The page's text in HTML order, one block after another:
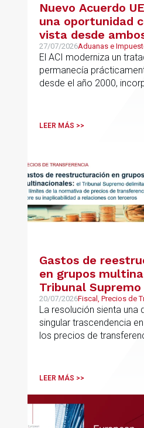
Nuevo Acuerdo
una oportunidad
vista desde
Atlántico
27/07/2026Aduanas e
Mexican Desk
El ACI moderniza un
permanecía
desde el año 2000,
LEER MÁS >>
Gastos de
en grupos
Tribunal
con precisión los
normativa de
transferencia y
sobre su
20/07/2026Fiscal, Precios de
La resolución sienta una
singular trascendencia
los precios de
LEER MÁS >>